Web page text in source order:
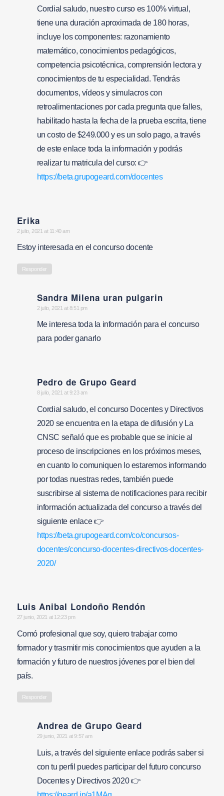
Cordial saludo, nuestro curso es 100% virtual,
tiene una duración aproximada de 180 horas,
incluye los componentes: razonamiento
matemático, conocimientos pedagógicos,
competencia psicotécnica, comprensión lectora y
conocimientos de tu especialidad. Tendrás
documentos, vídeos y simulacros con
retroalimentaciones por cada pregunta que falles,
habilitado hasta la fecha de la prueba escrita, tiene
un costo de $249.000 y es un solo pago, a través
de este enlace toda la información y podrás
realizar tu matricula del curso: 👉
https://beta.grupogeard.com/docentes
Erika
says:
2 julio, 2021 at 11:40 am
Estoy interesada en el concurso docente
Responder
Sandra Milena uran pulgarin
says:
2 julio, 2021 at 8:51 pm
Me interesa toda la información para el concurso
para poder ganarlo
Pedro de Grupo Geard
says:
8 julio, 2021 at 9:23 am
Cordial saludo, el concurso Docentes y Directivos
2020 se encuentra en la etapa de difusión y La
CNSC señaló que es probable que se inicie al
proceso de inscripciones en los próximos meses,
en cuanto lo comuniquen lo estaremos informando
por todas nuestras redes, también puede
suscribirse al sistema de notificaciones para recibir
información actualizada del concurso a través del
siguiente enlace 👉
https://beta.grupogeard.com/co/concursos-
docentes/concurso-docentes-directivos-docentes-
2020/
Luis Anibal Londoño Rendón
says:
27 junio, 2021 at 12:23 pm
Comó profesional que soy, quiero trabajar como
formador y trasmitir mis conocimientos que ayuden a la
formación y futuro de nuestros jóvenes por el bien del
país.
Responder
Andrea de Grupo Geard
says:
29 junio, 2021 at 9:57 am
Luis, a través del siguiente enlace podrás saber si
con tu perfil puedes participar del futuro concurso
Docentes y Directivos 2020 👉